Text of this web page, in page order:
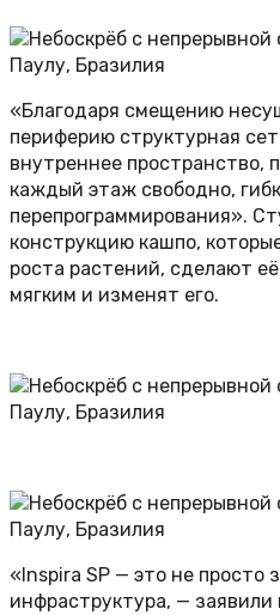
«Благодаря смещению
периферию структурная
внутреннее пространство,
каждый этаж свободно,
перепрограммирования».
конструкцию кашпо,
роста растений, сделают
мягким и изменят его.
«Inspira SP — это не просто
инфраструктура, —